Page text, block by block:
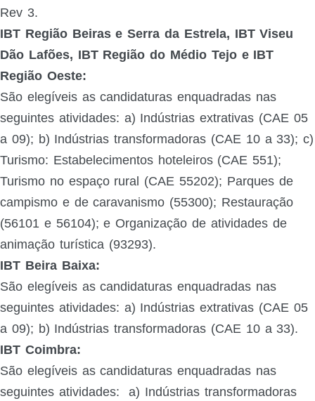
Rev 3.
IBT Região Beiras e Serra da Estrela, IBT Viseu
Dão Lafões, IBT Região do Médio Tejo e IBT
Região Oeste:
São elegíveis as candidaturas enquadradas nas
seguintes atividades: a) Indústrias extrativas (CAE 05
a 09); b) Indústrias transformadoras (CAE 10 a 33); c)
Turismo: Estabelecimentos hoteleiros (CAE 551);
Turismo no espaço rural (CAE 55202); Parques de
campismo e de caravanismo (55300); Restauração
(56101 e 56104); e Organização de atividades de
animação turística (93293).
IBT Beira Baixa:
São elegíveis as candidaturas enquadradas nas
seguintes atividades: a) Indústrias extrativas (CAE 05
a 09); b) Indústrias transformadoras (CAE 10 a 33).
IBT Coimbra:
São elegíveis as candidaturas enquadradas nas
seguintes atividades:
a) Indústrias transformadoras